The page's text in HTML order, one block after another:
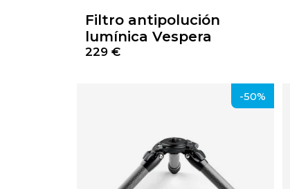
Filtro antipolución
lumínica Vespera
229 €
-50%